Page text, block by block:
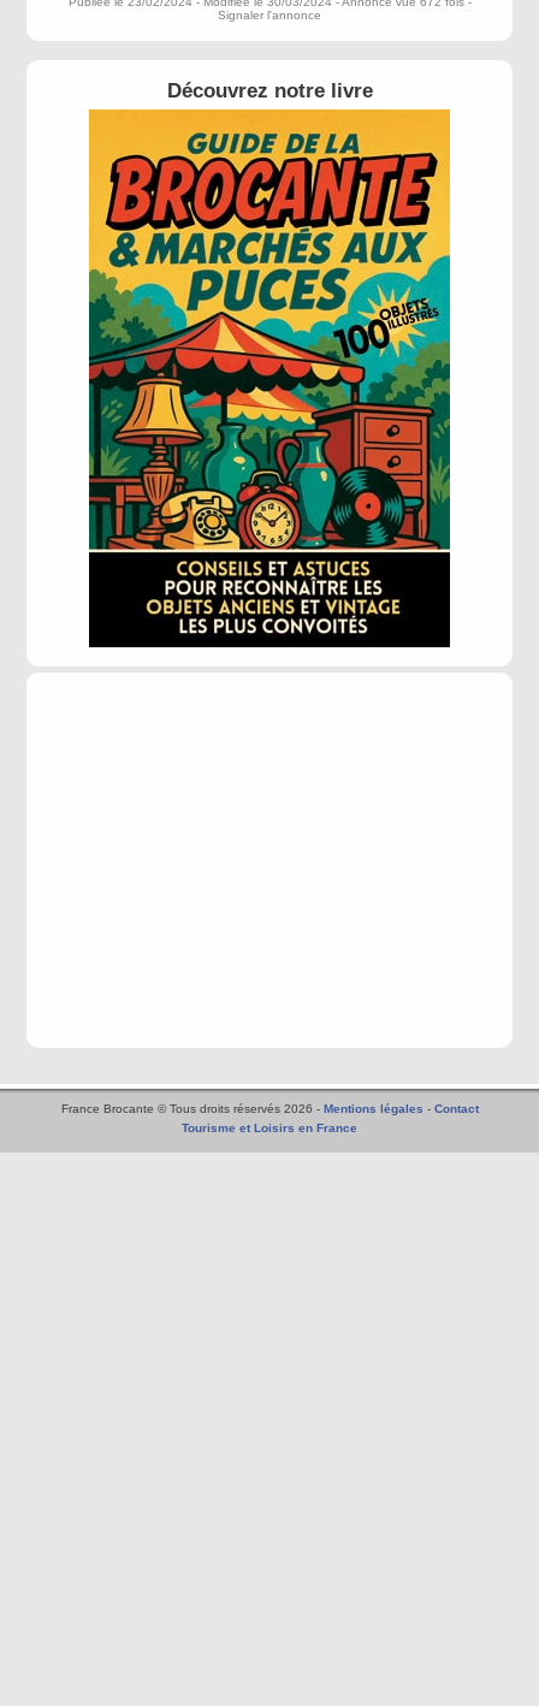
Signaler l'annonce
Découvrez notre livre
France Brocante © Tous droits réservés 2026 - Mentions légales - Contact
Tourisme et Loisirs en France